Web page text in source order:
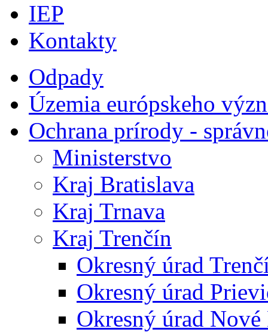
IEP
Kontakty
Odpady
Územia európskeho
Ochrana prírody -
Ministerstvo
Kraj Bratislava
Kraj Trnava
Kraj Trenčín
Okresný úrad
Okresný úrad
Okresný úrad